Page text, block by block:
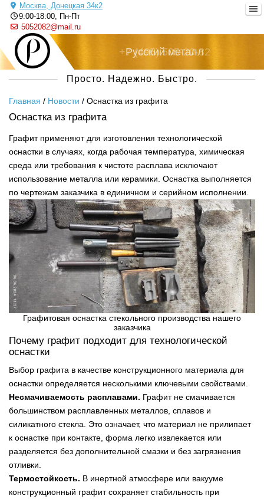
Москва, Донецкая 34к2
9:00-18:00, Пн-Пт
5052082@mail.ru
Русский металл
+7 (495) 505-20-82
Просто. Надежно. Быстро.
Главная / Новости / Оснастка из графита
Оснастка из графита
Графит применяют для изготовления технологической
оснастки в случаях, когда рабочая температура, химическая
среда или требования к чистоте расплава исключают
использование металла или керамики. Оснастка выполняется
по чертежам заказчика в единичном и серийном исполнении.
Графитовая оснастка стекольного производства нашего
заказчика
Почему графит подходит для технологической
оснастки
Выбор графита в качестве конструкционного материала для
оснастки определяется несколькими ключевыми свойствами.
Несмачиваемость расплавами. Графит не смачивается
большинством расплавленных металлов, сплавов и
силикатного стекла. Это означает, что материал не прилипает
к оснастке при контакте, форма легко извлекается или
разделяется без дополнительной смазки и без загрязнения
отливки.
Термостойкость. В инертной атмосфере или вакууме
конструкционный графит сохраняет стабильность при